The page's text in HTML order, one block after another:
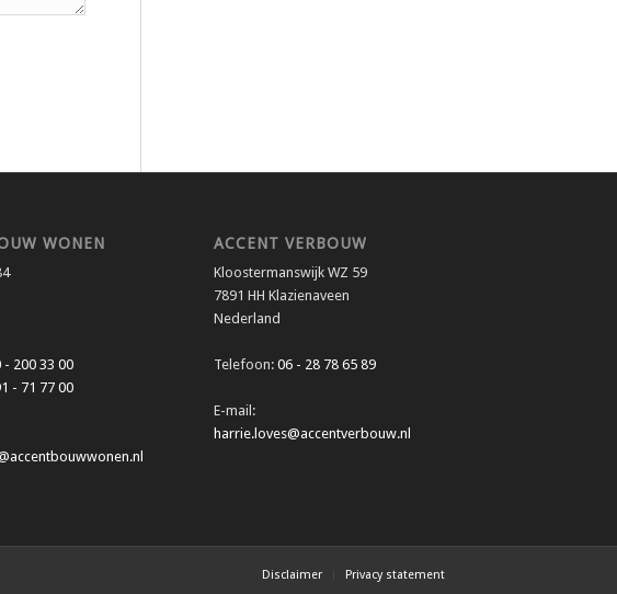
WONEN
- 200 33 00
- 71 77 00
ACCENT VERBOUW
Kloostermanswijk WZ 59
7891 HH Klazienaveen
Nederland
Telefoon:06 - 28 78 65 89
E-mail:
harrie.loves@accentverbouw.nl
Disclaimer Privacy statement